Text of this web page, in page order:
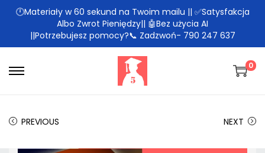
🕛Materiały w 60 sekund na Twoim mailu || ✅Satysfakcja
Albo Zwrot Pieniędzy|| 🤖Bez użycia AI
||Potrzebujesz pomocy?📞 Zadzwoń- 790 247 637
0
PREVIOUS NEXT